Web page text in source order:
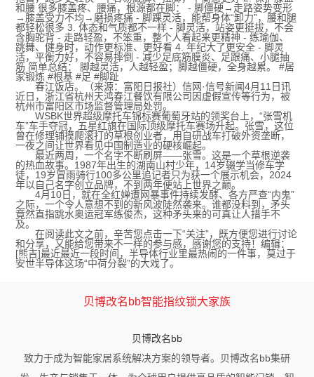
和腰 很多膝盖疼、腰痛，根源都在脚： - 脚僵硬→走路姿势变形
→膝盖受力不均→磨损疼痛 - 脚踝灵活，能帮身体“卸力”，腰和腿
都轻松很多 3. 体态和气质都不一样 - 脚灵活，站姿更挺拔，不会
含胸驼背 - 走路轻盈，不笨重，整个人看起来更精神 - 练瑜伽、
跳舞、健身时，动作更标准、更好看 4. 年纪大了更安全 - 脚灵
活，平衡力好，不容易摔倒 - 减少足底筋膜炎、足跟痛、小腿抽
筋 简单总结： 脚越灵活，人越轻盈；脚越僵硬，全身越累。 #居
家锻炼 #根基 #足 #脚趾
春江饭店。（来源：富阳日报社）信网·信号新闻4月11日讯
近日，浙江省杭州天鸿春江餐饮有限公司因虚假宣传等行为，被
杭州市富阳区市场监督管理局处罚。
WSBK世界超级摩托车锦标赛葡萄牙站的领奖台上，“张雪机
车”车手夺冠，五星红旗在国际顶级摩托车赛场升起。张雪，这位
曾在修理铺摸爬滚打的草根创业者，用自研战车打破外资垄断，
一夜之间让世界看见中国制造业的硬核崛起。
最近两周，一个名字不断刷屏——张雪。这是一个草根逆袭
的热血故事。1987年出生的湖南山村少年，14岁辍学当修车学
徒，19岁冒雨骑行100多公里追记者只为获一个展示机会，2024
年以自己名字创立品牌，不到两年便站上世界之巅。
4月10日，就在全红婵遭网暴事件持续发酵、各方严查“内鬼”
之际，一个令人意想不到的新风波陡然袭来。谁都没料到，矛头
竟然直指跳水奥运冠军练俊杰，这种矛头来的可真让人措手不
及。
在阅读此文之前，辛苦您点击一下“关注”，既方便您进行讨论
和分享，又能给您带来不一样的参与感，感谢您的支持！编辑：
[熊吉]最近最近一段时间，半导体行业里最热闹的一件事，莫过于
安世半导体这场“中荷分裂”的大戏了。
贝博改名bb智能指纹锁大家族
贝博改名bb
致力于成为智能家居系统解决方案的领导者。贝博改名bb集研